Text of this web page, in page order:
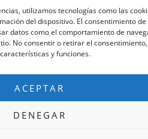
utilizamos tecnologías como las
del dispositivo. El consentimiento de
datos como el comportamiento de
No consentir o retirar el
y funciones.
ACEPTAR
DENEGAR